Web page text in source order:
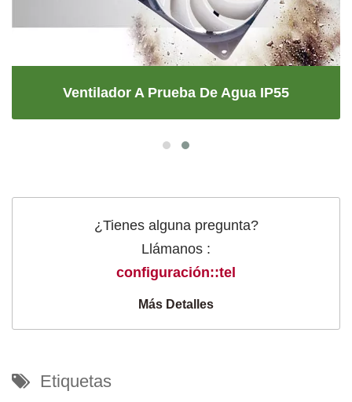
Ventilador A Prueba De Agua IP55
¿Tienes alguna pregunta?
Llámanos :
configuración::tel
Más Detalles
Etiquetas